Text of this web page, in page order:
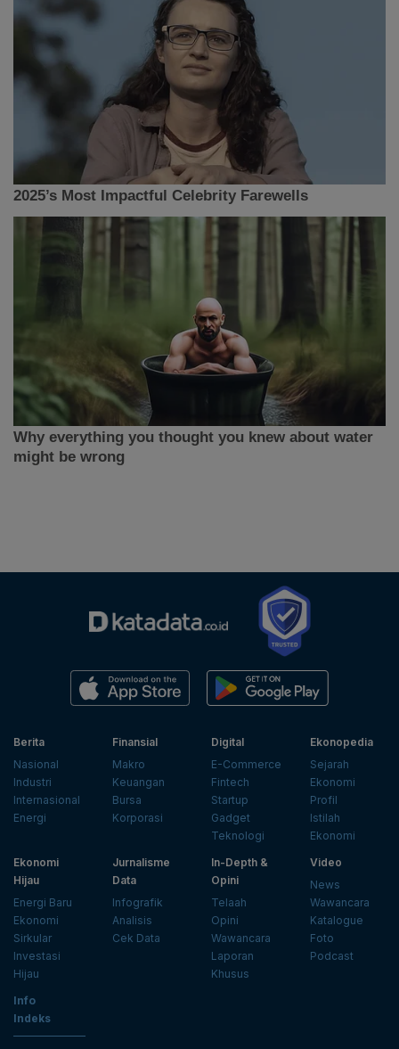
Berita
Nasional
Industri
Internasional
Energi
Finansial
Makro
Keuangan
Bursa
Korporasi
Digital
E-Commerce
Fintech
Startup
Gadget
Teknologi
Ekonopedia
Sejarah
Ekonomi
Profil
Istilah
Ekonomi
Ekonomi
Hijau
Energi Baru
Ekonomi
Sirkular
Investasi
Hijau
Jurnalisme
Data
Infografik
Analisis
Cek Data
In-Depth &
Opini
Telaah
Opini
Wawancara
Laporan
Khusus
Video
News
Wawancara
Katalogue
Foto
Podcast
Info
Indeks